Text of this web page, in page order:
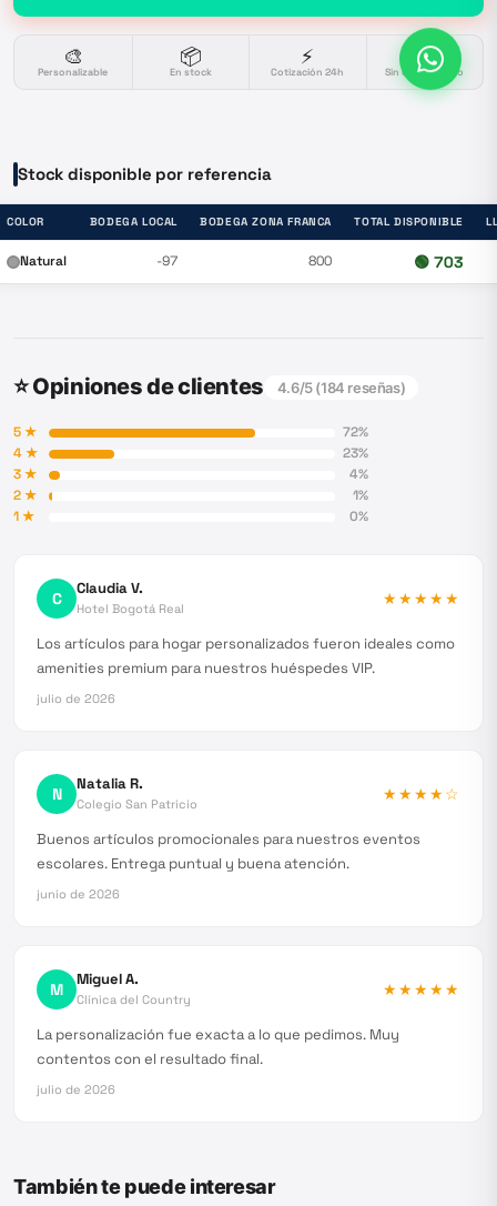
🎨
Personalizable
📦
En stock
⚡
Cotización 24h
🔒
Sin compromiso
Stock disponible por referencia
COLOR BODEGA LOCAL BODEGA ZONA FRANCA TOTAL DISPONIBLE
Natural -97 800 🟢 703
⭐ Opiniones de clientes 4.6/5 (184 reseñas)
5★ 72%
4★ 23%
3★ 4%
2★ 1%
1★ 0%
C Claudia V.
Hotel Bogotá Real
★★★★★
Los artículos para hogar personalizados fueron ideales como
amenities premium para nuestros huéspedes VIP.
julio de 2026
N Natalia R.
Colegio San Patricio
★★★★☆
Buenos artículos promocionales para nuestros eventos
escolares. Entrega puntual y buena atención.
junio de 2026
M Miguel A.
Clínica del Country
★★★★★
La personalización fue exacta a lo que pedimos. Muy
contentos con el resultado final.
julio de 2026
También te puede interesar